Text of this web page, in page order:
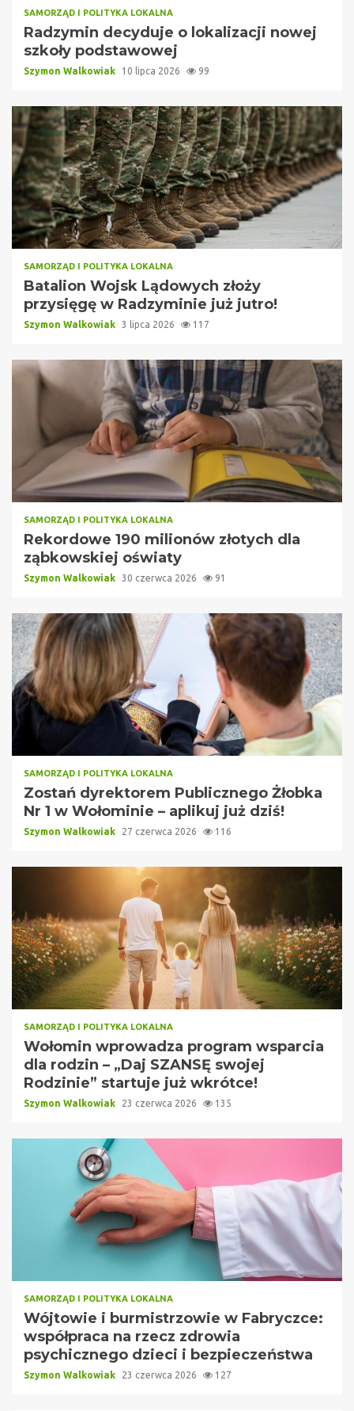
SAMORZĄD I POLITYKA LOKALNA
Radzymin decyduje o lokalizacji nowej
szkoły podstawowej
Szymon Walkowiak 10 lipca 2026 99
SAMORZĄD I POLITYKA LOKALNA
Batalion Wojsk Lądowych złoży
przysięgę w Radzyminie już jutro!
Szymon Walkowiak 3 lipca 2026 117
SAMORZĄD I POLITYKA LOKALNA
Rekordowe 190 milionów złotych dla
ząbkowskiej oświaty
Szymon Walkowiak 30 czerwca 2026 91
SAMORZĄD I POLITYKA LOKALNA
Zostań dyrektorem Publicznego Żłobka
Nr 1 w Wołominie – aplikuj już dziś!
Szymon Walkowiak 27 czerwca 2026 116
SAMORZĄD I POLITYKA LOKALNA
Wołomin wprowadza program wsparcia
dla rodzin – „Daj SZANSĘ swojej
Rodzinie” startuje już wkrótce!
Szymon Walkowiak 23 czerwca 2026 135
SAMORZĄD I POLITYKA LOKALNA
Wójtowie i burmistrzowie w Fabryczce:
współpraca na rzecz zdrowia
psychicznego dzieci i bezpieczeństwa
Szymon Walkowiak 23 czerwca 2026 127